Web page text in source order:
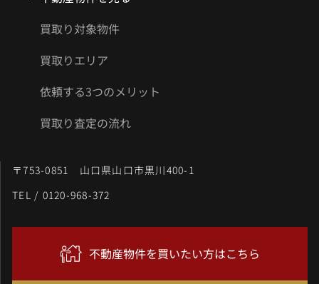
買取り対象物件
買取りエリア
依頼する3つのメリット
買取り査定の流れ
〒753-0851 山口県山口市黒川400-1
TEL / 0120-968-372
不動産物件を買いたい方はこちら